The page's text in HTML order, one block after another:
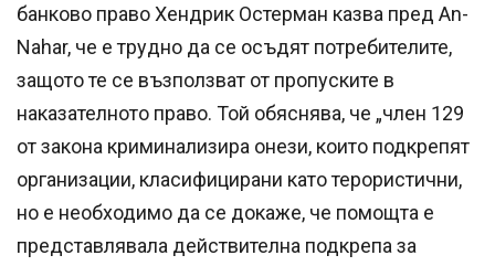
банково право Хендрик Остерман казва пред An-
Nahar, че е трудно да се осъдят потребителите,
защото те се възползват от пропуските в
наказателното право. Той обяснява, че „член 129
от закона криминализира онези, които подкрепят
организации, класифицирани като терористични,
но е необходимо да се докаже, че помощта е
представлявала действителна подкрепа за